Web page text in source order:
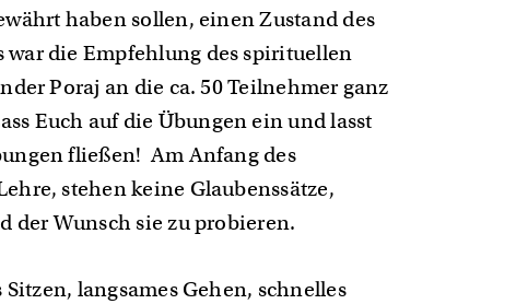
haben sollen, einen Zustand des
war die Empfehlung des spirituellen
Poraj an die ca. 50 Teilnehmer ganz
Euch auf die Übungen ein und lasst
fließen! Am Anfang des
stehen keine Glaubenssätze,
der Wunsch sie zu probieren.
langsames Gehen, schnelles